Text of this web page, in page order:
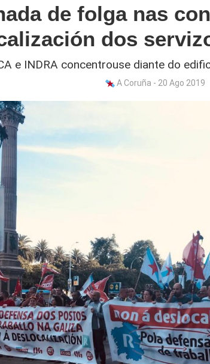
de folga nas
dos
e INDRA concentrouse diante do
A Coruña - 20 Ago 2019